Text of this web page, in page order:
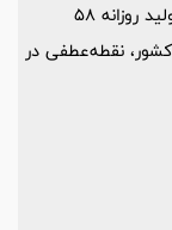
مهمی از امنیت انرژی کشور را تضمین کرده و تولید روزانه 58
از کل تولید کشور، نقطه‌عطفی در